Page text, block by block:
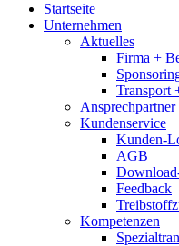
Startseite
Unternehmen
Aktuelles
Firma +
Transport
Ansprechpartner
Kundenservice
Kunden-
AGB
Feedback
Kompetenzen